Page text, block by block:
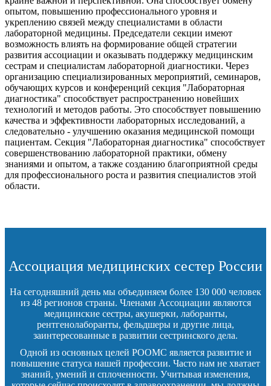
опытом, повышению профессионального уровня и
укреплению связей между специалистами в области
лабораторной медицины. Председатели секции имеют
возможность влиять на формирование общей стратегии
развития ассоциации и оказывать поддержку медицинским
сестрам и специалистам лабораторной диагностики. Через
организацию специализированных мероприятий, семинаров,
обучающих курсов и конференций секция "Лабораторная
диагностика" способствует распространению новейших
технологий и методов работы. Это способствует повышению
качества и эффективности лабораторных исследований, а
следовательно - улучшению оказания медицинской помощи
пациентам. Секция "Лабораторная диагностика" способствует
совершенствованию лабораторной практики, обмену
знаниями и опытом, а также созданию благоприятной среды
для профессионального роста и развития специалистов этой
области.
Ассоциация медицинских сестер России
На сегодняшний день мы объединяем более 130 000 человек
из 48 регионов страны. Членами Ассоциации являются
медицинские сестры, акушерки, лаборанты,
рентгенолаборанты, фельдшеры и другие лица,
заинтересованные в развитии сестринского дела.
Одной из основных целей РООМС является развитие и
повышение статуса нашей профессии. Часто нам не хватает
знаний, умений и сплоченности. Учитывая изменения,